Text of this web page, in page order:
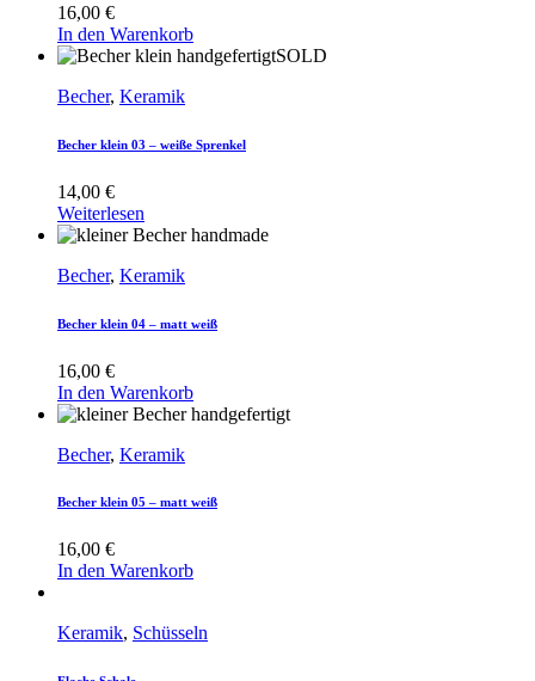
16,00 €
In den Warenkorb
SOLD
Becher, Keramik
Becher klein 03 – weiße Sprenkel
14,00 €
Weiterlesen
Becher, Keramik
Becher klein 04 – matt weiß
16,00 €
In den Warenkorb
Becher, Keramik
Becher klein 05 – matt weiß
16,00 €
In den Warenkorb
Keramik, Schüsseln